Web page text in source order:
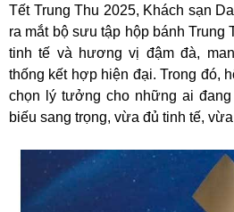
Tết Trung Thu 2025, Khách sạn
ra mắt bộ sưu tập hộp bánh Trung
tinh tế và hương vị đậm đà,
thống kết hợp hiện đại. Trong đó,
chọn lý tưởng cho những ai
biếu sang trọng, vừa đủ tinh tế,